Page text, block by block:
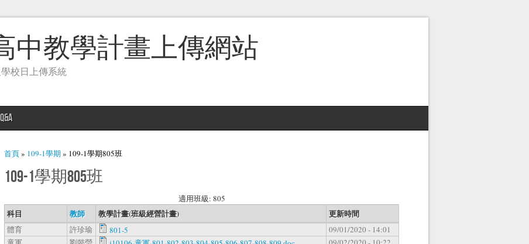
中教學計畫上傳網站
校日上傳系統
您在這裡
首頁» 109-1學期 » 109-1學期805班
109-1學期805班
適用班級: 805
科目 教師 教學計畫(班級經營計畫) 更新時間
體育 許珍瑜 801-5
09/01/2020 - 14:01